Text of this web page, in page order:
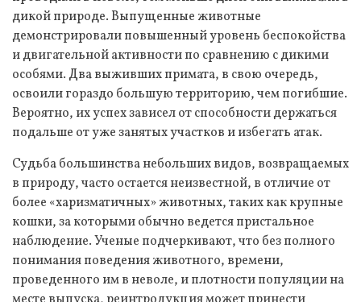
дикой природе. Выпущенные животные
демонстрировали повышенный уровень беспокойства
и двигательной активности по сравнению с дикими
особями. Два выживших примата, в свою очередь,
освоили гораздо большую территорию, чем погибшие.
Вероятно, их успех зависел от способности держаться
подальше от уже занятых участков и избегать атак.
Судьба большинства небольших видов, возвращаемых
в природу, часто остается неизвестной, в отличие от
более «харизматичных» животных, таких как крупные
кошки, за которыми обычно ведется пристальное
наблюдение. Ученые подчеркивают, что без полного
понимания поведения животного, времени,
проведенного им в неволе, и плотности популяции на